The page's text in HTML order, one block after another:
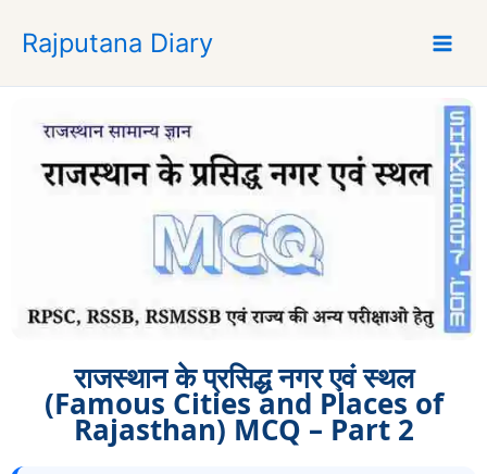
p
Rajputana Diary
राजस्थान के प्रसिद्ध नगर एवं स्थल
(Famous Cities and Places of
Rajasthan) MCQ – Part 2